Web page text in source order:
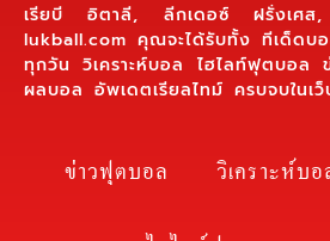
เรียบี อิตาลี, ลีกเดอซ์ ฝรั่งเศ
lukball.com คุณจะได้รับทั้ง ทีเด็ด
ทุกวัน วิเคราะห์บอล ไฮไลท์ฟุตบอล
ผลบอล อัพเดตเรียลไทม์ ครบจบในเ
ข่าวฟุตบอล วิเคราะห์บ